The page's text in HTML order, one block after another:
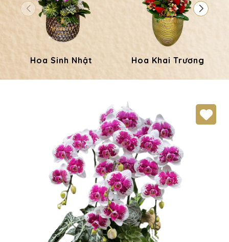
Hoa Sinh Nhật Hoa Khai Trương